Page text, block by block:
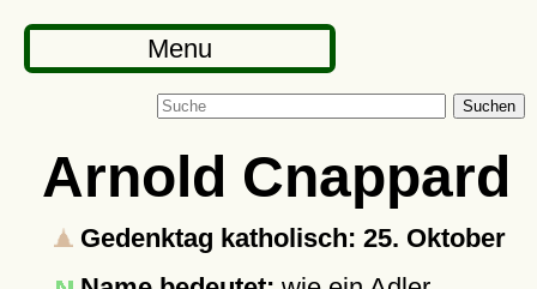
Menu
Suchen
Arnold Cnappard
Gedenktag katholisch: 25. Oktober